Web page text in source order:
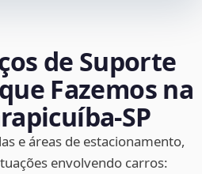
de Suporte
Fazemos na
e áreas de estacionamento,
envolvendo carros: